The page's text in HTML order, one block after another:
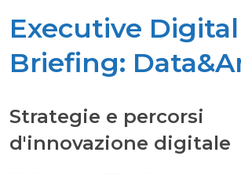
Executive Digital
Briefing:
Strategie e percorsi
d'innovazione digitale